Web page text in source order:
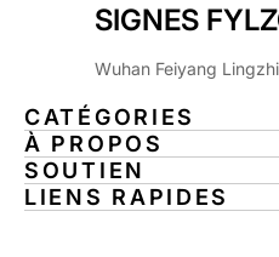
SIGNES
Wuhan Feiyang
CATÉGORIES
À PROPOS
SOUTIEN
LIENS RAPIDES